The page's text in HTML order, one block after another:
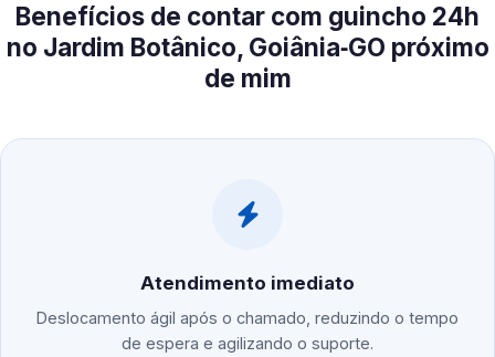
Benefícios de contar com guincho 24h
no Jardim Botânico, Goiânia‑GO próximo
de mim
Atendimento imediato
Deslocamento ágil após o chamado, reduzindo o tempo
de espera e agilizando o suporte.